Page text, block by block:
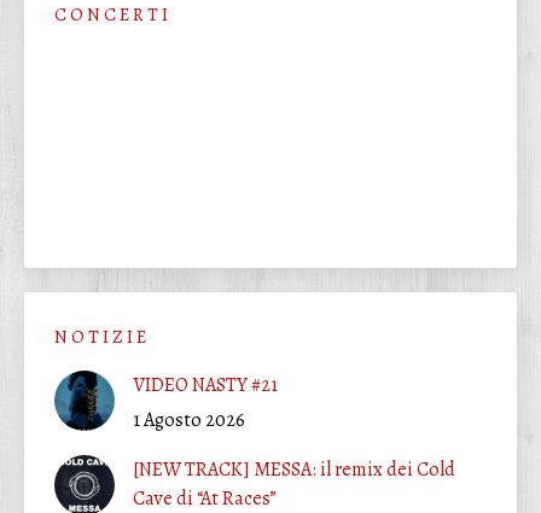
C O N C E R T I
N O T I Z I E
VIDEO NASTY #21
1 Agosto 2026
[NEW TRACK] MESSA: il remix dei Cold
Cave di “At Races”